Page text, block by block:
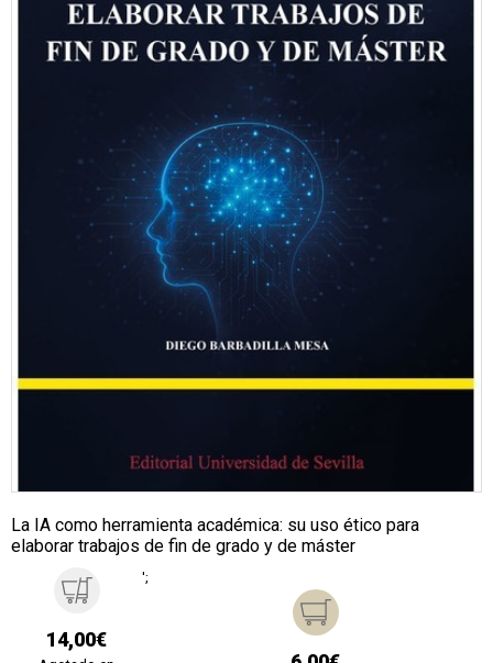
La IA como herramienta académica: su uso ético para
elaborar trabajos de fin de grado y de máster
14,00€
';